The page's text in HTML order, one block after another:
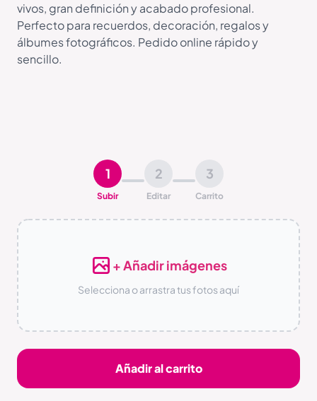
vivos, gran definición y acabado profesional.
Perfecto para recuerdos, decoración, regalos y
álbumes fotográficos. Pedido online rápido y
sencillo.
1
Subir
2
Editar
3
Carrito
+ Añadir imágenes
Selecciona o arrastra tus fotos aquí
Añadir al carrito